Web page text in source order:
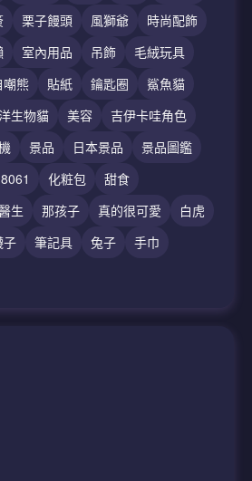
栗子饅頭 風獅爺
時尚配飾
室內用品 吊飾
毛絨玩具
嘲熊 貼紙 鑰匙圈
鯊魚貓
生物貓 美容
吉伊卡哇角色
景品 日本景品
景品圖鑑
化粧包
甜食
生 那孩子 真的很可愛
白虎
子 筆記具 兔子
手巾